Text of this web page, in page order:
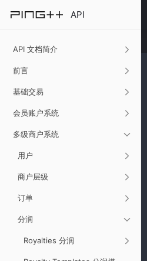
API 文档简介
前言
基础交易
会员账户系统
多级商户系统
用户
商户层级
订单
分润
Royalties 分润
API